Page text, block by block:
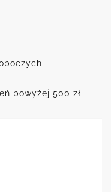
powyżej 500 zł